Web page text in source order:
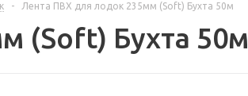
- Лента ПВХ для лодок 235мм (Soft) Бухта 50м
(Soft) Бухта 50м